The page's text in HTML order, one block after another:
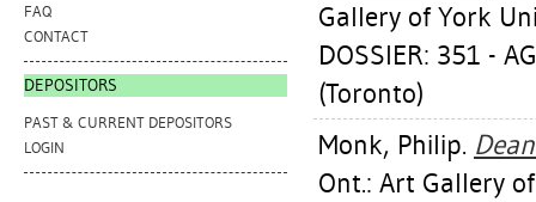
FAQ
CONTACT
DEPOSITORS
PAST & CURRENT DEPOSITORS
LOGIN
Gallery of York
DOSSIER: 351 -
(Toronto)
Monk, Philip.
Ont.: Art Gallery